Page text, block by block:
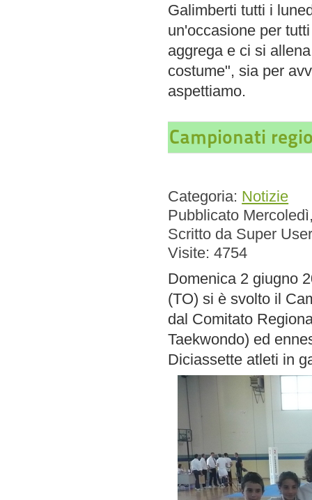
Galimberti tutti i
un'occasione per
aggrega e ci si
costume", sia per
aspettiamo.
Campionati
Categoria: Notizie
Pubblicato
Scritto da Super
Visite: 4754
Domenica 2 giugno
(TO) si è svolto il
dal Comitato
Taekwondo) ed
Diciassette atleti in